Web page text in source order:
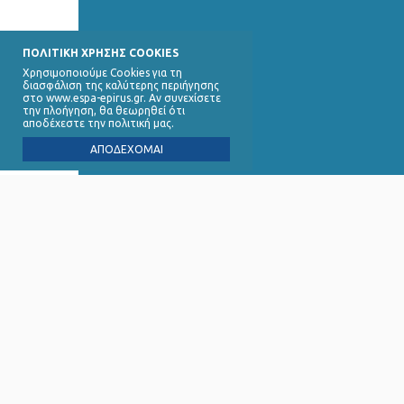
ΠΟΛΙΤΙΚΗ ΧΡΗΣΗΣ COOKIES
Χρησιμοποιούμε Cookies για τη
διασφάλιση της καλύτερης περιήγησης
στο www.espa-epirus.gr. Αν συνεχίσετε
την πλοήγηση, θα θεωρηθεί ότι
αποδέχεστε την πολιτική μας.
ΑΠΟΔΕΧΟΜΑΙ